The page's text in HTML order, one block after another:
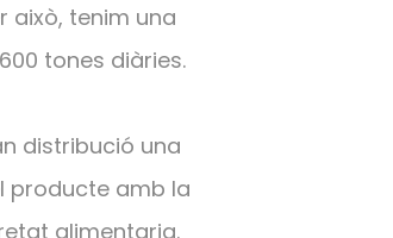
això, tenim una
tones diàries.
distribució una
producte amb la
alimentaria.